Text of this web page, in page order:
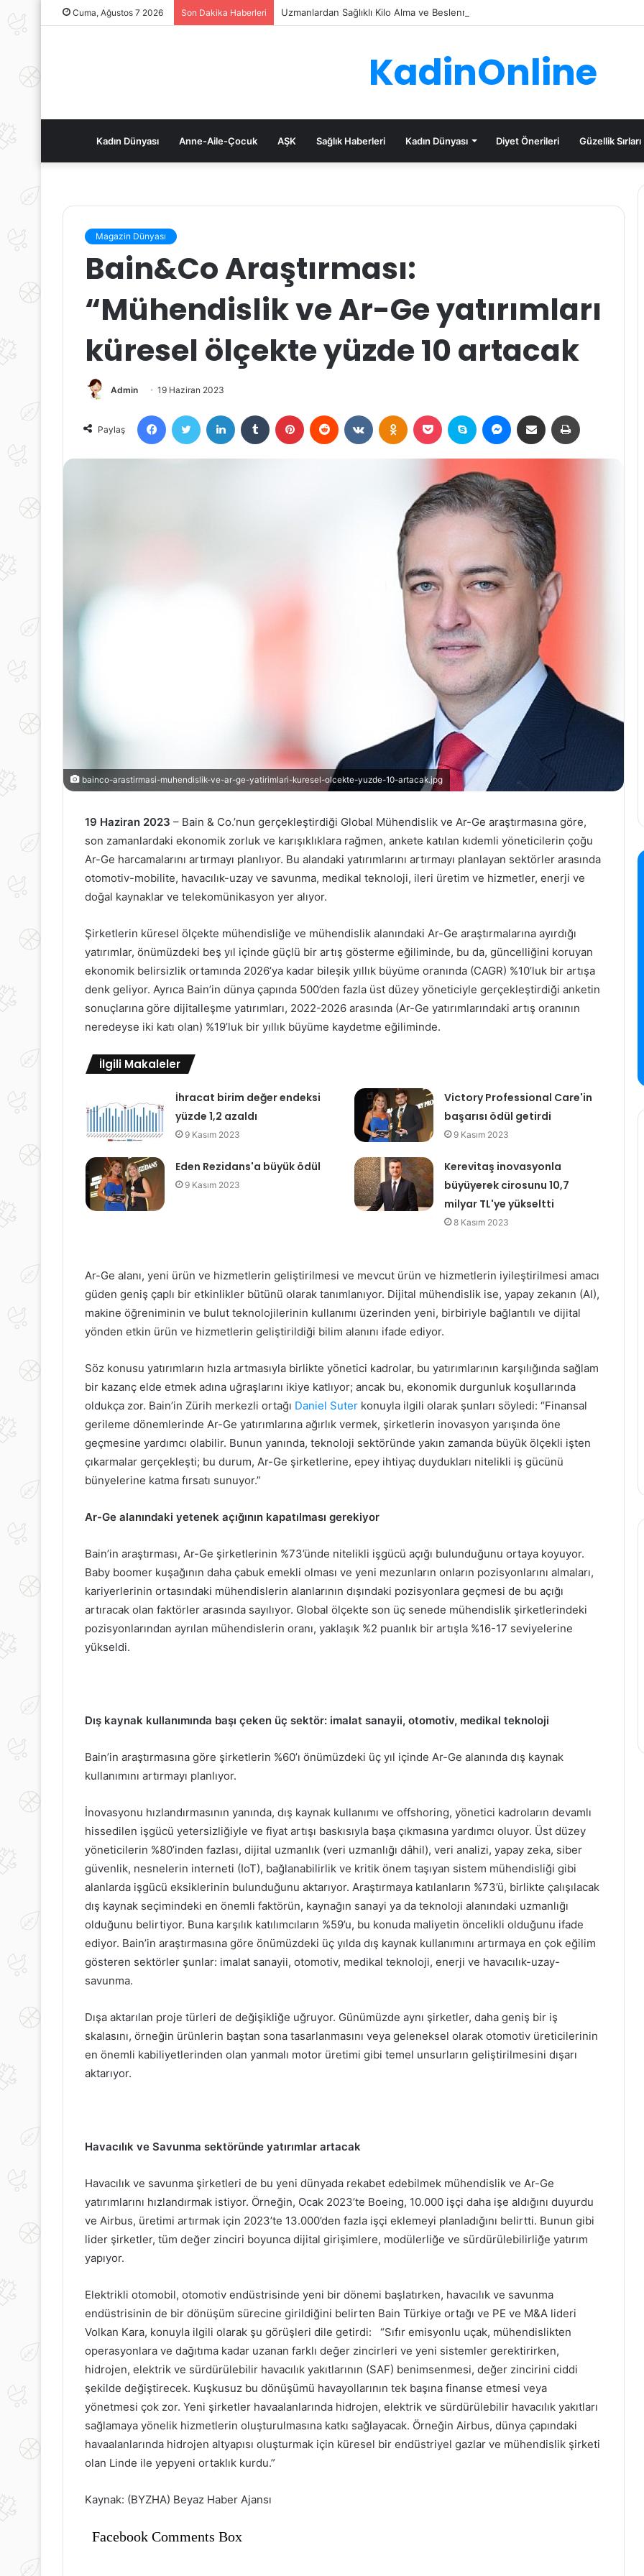
Cuma, Ağustos 7 2026 Son Dakika Haberleri Uzmanlardan Sağlıklı Kilo Alma ve Beslenme Tavsiyeleri
KadinOnline
Kadın Dünyası Anne-Aile-Çocuk AŞK Sağlık Haberleri Kadın Dünyası Diyet Önerileri Güzellik Sırları
Magazin Dünyası
Bain&Co Araştırması:
“Mühendislik ve Ar-Ge yatırımları
küresel ölçekte yüzde 10 artacak
Admin 19 Haziran 2023
Paylaş
FacebookTwitter LinkedIn Tumblr Pinterest Reddit VKontakteOdnoklassniki
Pocket Skype MessengerE-Posta ile paylaş
bainco-arastirmasi-muhendislik-ve-ar-ge-yatirimlari-kuresel-olcekte-yuzde-10-artacak.jpg
19 Haziran 2023 – Bain & Co.’nun gerçekleştirdiği Global Mühendislik ve Ar-Ge araştırmasına göre,
son zamanlardaki ekonomik zorluk ve karışıklıklara rağmen, ankete katılan kıdemli yöneticilerin çoğu
Ar-Ge harcamalarını artırmayı planlıyor. Bu alandaki yatırımlarını artırmayı planlayan sektörler arasında
otomotiv-mobilite, havacılık-uzay ve savunma, medikal teknoloji, ileri üretim ve hizmetler, enerji ve
doğal kaynaklar ve telekomünikasyon yer alıyor.
Şirketlerin küresel ölçekte mühendisliğe ve mühendislik alanındaki Ar-Ge araştırmalarına ayırdığı
yatırımlar, önümüzdeki beş yıl içinde güçlü bir artış gösterme eğiliminde, bu da, güncelliğini koruyan
ekonomik belirsizlik ortamında 2026’ya kadar bileşik yıllık büyüme oranında (CAGR) %10’luk bir artışa
denk geliyor. Ayrıca Bain’in dünya çapında 500’den fazla üst düzey yöneticiyle gerçekleştirdiği anketin
sonuçlarına göre dijitalleşme yatırımları, 2022-2026 arasında (Ar-Ge yatırımlarındaki artış oranının
neredeyse iki katı olan) %19’luk bir yıllık büyüme kaydetme eğiliminde.
İlgili Makaleler
İhracat birim değer endeksi
yüzde 1,2 azaldı
9 Kasım 2023
Victory Professional Care'in
başarısı ödül getirdi
9 Kasım 2023
Eden Rezidans'a büyük ödül
9 Kasım 2023
Kerevitaş inovasyonla
büyüyerek cirosunu 10,7
milyar TL'ye yükseltti
8 Kasım 2023
Ar-Ge alanı, yeni ürün ve hizmetlerin geliştirilmesi ve mevcut ürün ve hizmetlerin iyileştirilmesi amacı
güden geniş çaplı bir etkinlikler bütünü olarak tanımlanıyor. Dijital mühendislik ise, yapay zekanın (AI),
makine öğreniminin ve bulut teknolojilerinin kullanımı üzerinden yeni, birbiriyle bağlantılı ve dijital
yönden etkin ürün ve hizmetlerin geliştirildiği bilim alanını ifade ediyor.
Söz konusu yatırımların hızla artmasıyla birlikte yönetici kadrolar, bu yatırımlarının karşılığında sağlam
bir kazanç elde etmek adına uğraşlarını ikiye katlıyor; ancak bu, ekonomik durgunluk koşullarında
oldukça zor. Bain’in Zürih merkezli ortağı Daniel Suter konuyla ilgili olarak şunları söyledi: “Finansal
gerileme dönemlerinde Ar-Ge yatırımlarına ağırlık vermek, şirketlerin inovasyon yarışında öne
geçmesine yardımcı olabilir. Bunun yanında, teknoloji sektöründe yakın zamanda büyük ölçekli işten
çıkarmalar gerçekleşti; bu durum, Ar-Ge şirketlerine, epey ihtiyaç duydukları nitelikli iş gücünü
bünyelerine katma fırsatı sunuyor.”
Ar-Ge alanındaki yetenek açığının kapatılması gerekiyor
Bain’in araştırması, Ar-Ge şirketlerinin %73’ünde nitelikli işgücü açığı bulunduğunu ortaya koyuyor.
Baby boomer kuşağının daha çabuk emekli olması ve yeni mezunların onların pozisyonlarını almaları,
kariyerlerinin ortasındaki mühendislerin alanlarının dışındaki pozisyonlara geçmesi de bu açığı
artıracak olan faktörler arasında sayılıyor. Global ölçekte son üç senede mühendislik şirketlerindeki
pozisyonlarından ayrılan mühendislerin oranı, yaklaşık %2 puanlık bir artışla %16-17 seviyelerine
yükseldi.
Dış kaynak kullanımında başı çeken üç sektör: imalat sanayii, otomotiv, medikal teknoloji
Bain’in araştırmasına göre şirketlerin %60’ı önümüzdeki üç yıl içinde Ar-Ge alanında dış kaynak
kullanımını artırmayı planlıyor.
İnovasyonu hızlandırmasının yanında, dış kaynak kullanımı ve offshoring, yönetici kadroların devamlı
hissedilen işgücü yetersizliğiyle ve fiyat artışı baskısıyla başa çıkmasına yardımcı oluyor. Üst düzey
yöneticilerin %80’inden fazlası, dijital uzmanlık (veri uzmanlığı dâhil), veri analizi, yapay zeka, siber
güvenlik, nesnelerin interneti (IoT), bağlanabilirlik ve kritik önem taşıyan sistem mühendisliği gibi
alanlarda işgücü eksiklerinin bulunduğunu aktarıyor. Araştırmaya katılanların %73’ü, birlikte çalışılacak
dış kaynak seçimindeki en önemli faktörün, kaynağın sanayi ya da teknoloji alanındaki uzmanlığı
olduğunu belirtiyor. Buna karşılık katılımcıların %59’u, bu konuda maliyetin öncelikli olduğunu ifade
ediyor. Bain’in araştırmasına göre önümüzdeki üç yılda dış kaynak kullanımını artırmaya en çok eğilim
gösteren sektörler şunlar: imalat sanayii, otomotiv, medikal teknoloji, enerji ve havacılık-uzay-
savunma.
Dışa aktarılan proje türleri de değişikliğe uğruyor. Günümüzde aynı şirketler, daha geniş bir iş
skalasını, örneğin ürünlerin baştan sona tasarlanmasını veya geleneksel olarak otomotiv üreticilerinin
en önemli kabiliyetlerinden olan yanmalı motor üretimi gibi temel unsurların geliştirilmesini dışarı
aktarıyor.
Havacılık ve Savunma sektöründe yatırımlar artacak
Havacılık ve savunma şirketleri de bu yeni dünyada rekabet edebilmek mühendislik ve Ar-Ge
yatırımlarını hızlandırmak istiyor. Örneğin, Ocak 2023’te Boeing, 10.000 işçi daha işe aldığını duyurdu
ve Airbus, üretimi artırmak için 2023’te 13.000’den fazla işçi eklemeyi planladığını belirtti. Bunun gibi
lider şirketler, tüm değer zinciri boyunca dijital girişimlere, modülerliğe ve sürdürülebilirliğe yatırım
yapıyor.
Elektrikli otomobil, otomotiv endüstrisinde yeni bir dönemi başlatırken, havacılık ve savunma
endüstrisinin de bir dönüşüm sürecine girildiğini belirten Bain Türkiye ortağı ve PE ve M&A lideri
Volkan Kara, konuyla ilgili olarak şu görüşleri dile getirdi: “Sıfır emisyonlu uçak, mühendislikten
operasyonlara ve dağıtıma kadar uzanan farklı değer zincirleri ve yeni sistemler gerektirirken,
hidrojen, elektrik ve sürdürülebilir havacılık yakıtlarının (SAF) benimsenmesi, değer zincirini ciddi
şekilde değiştirecek. Kuşkusuz bu dönüşümü havayollarının tek başına finanse etmesi veya
yönetmesi çok zor. Yeni şirketler havaalanlarında hidrojen, elektrik ve sürdürülebilir havacılık yakıtları
sağlamaya yönelik hizmetlerin oluşturulmasına katkı sağlayacak. Örneğin Airbus, dünya çapındaki
havaalanlarında hidrojen altyapısı oluşturmak için küresel bir endüstriyel gazlar ve mühendislik şirketi
olan Linde ile yepyeni ortaklık kurdu.”
Kaynak: (BYZHA) Beyaz Haber Ajansı
Facebook Comments Box
Türkiye Finans ilk dokuz ayda ülke
ekonomisine 145,2 milyar TL'lik katkı
sağladı
Güçlü büyümesini sürdüren Aydem
Yenilenebilir Enerji ilk 9 ayda kurulu
gücünü 1.168 MW'a yükseltti
EİB'nin ihracatı Ekim ayında yüzde 4
Tırnakları Güçlendirmenin
Yolları
Rezan
Epözdemir’den
Hakan
Ateş
sordu
Günde
Kaç
Litre
Su
Günde Kaç Litre Su İçmeliyiz?